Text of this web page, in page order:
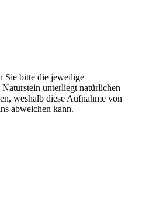
Sie bitte die jeweilige
Naturstein unterliegt natürlichen
weshalb diese Aufnahme von
abweichen kann.